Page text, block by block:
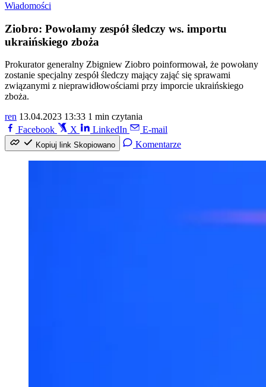
Wiadomości
Ziobro: Powołamy zespół śledczy ws. importu
ukraińskiego zboża
Prokurator generalny Zbigniew Ziobro poinformował, że powołany
zostanie specjalny zespół śledczy mający zająć się sprawami
związanymi z nieprawidłowościami przy imporcie ukraińskiego
zboża.
ren 13.04.2023 13:33 1 min czytania
Facebook
X LinkedIn E-mail
Kopiuj link Skopiowano Komentarze